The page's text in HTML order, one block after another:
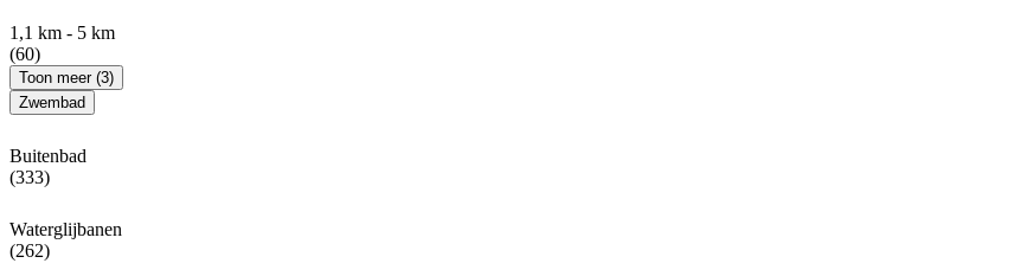
1,1 km - 5 km
(60)
Toon meer (3)
Zwembad
Buitenbad
(333)
Waterglijbanen
(262)